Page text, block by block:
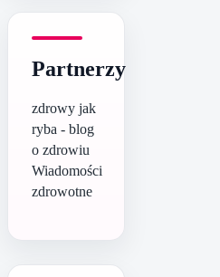
Partnerzy
zdrowy jak
ryba - blog
o zdrowiu
Wiadomości
zdrowotne